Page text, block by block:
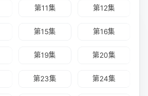
第11集 第12集
第15集 第16集
第19集 第20集
第23集 第24集